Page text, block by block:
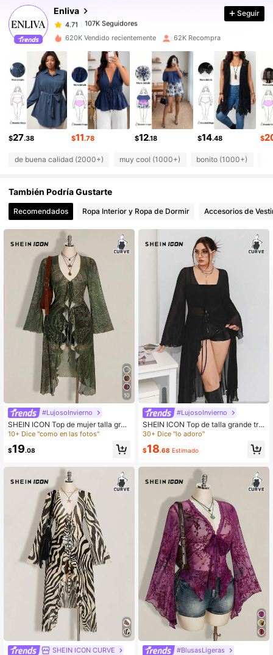
Enliva
4.71
4.71
107K Seguidores
d***oseguido
Hace 1 horas
4.71
107K Seguidores
107K Seguidores
4.71 107K Seguidores
4.71 107K Seguidores
4.71 107K Seguidores
4.71 107K Seguidores
Seguir
620K Vendido recientemente 62K Recompra
$27.38 $11.78 $12.18 $14.48 $
de buena calidad (2000+) muy cool (1000+) bonito (1000+)
También Podría Gustarte
Recomendados Ropa Interior y Ropa de Dormir Accesorios de
10
#LujosoInvierno
SHEIN ICON Top de mujer talla gran
de con estampado paisley rojo y laz
10+ Dice "como en las fotos"
$19.08
SHEIN ICON CURVE
#LujosoInvierno
SHEIN ICON Top de talla grande tra
nsparente con abertura frontal
30+ Dice "lo adoro"
$18.68 Estimado
#BlusasLigeras